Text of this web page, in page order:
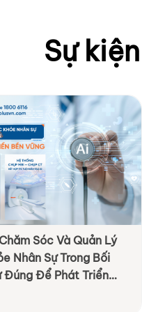
Sự
Sóc Và Quản Lý
Nhân Sự Trong Bối
Đúng Để Phát Triển